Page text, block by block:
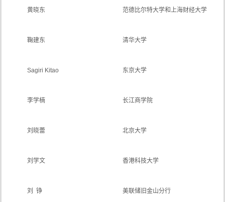
黄晓东 范德比尔特大学和上海财经大学
鞠建东 清华大学
Sagiri Kitao 东京大学
李学楠 长江商学院
刘晓蕾 北京大学
刘学文 香港科技大学
刘 铮 美联储旧金山分行